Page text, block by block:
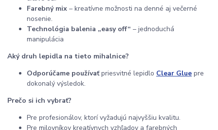
Farebný mix – kreatívne možnosti na denné aj večerné
nosenie.
Technológia balenia „easy off“ – jednoduchá
manipulácia
Aký druh lepidla na tieto mihalnice?
Odporúčame používaťpriesvitné lepidlo Clear Glue pre
dokonalý výsledok.
Prečo si ich vybrať?
Pre profesionálov, ktorí vyžadujú najvyššiu kvalitu.
Pre milovníkov kreatívnych vzhľadov a farebných